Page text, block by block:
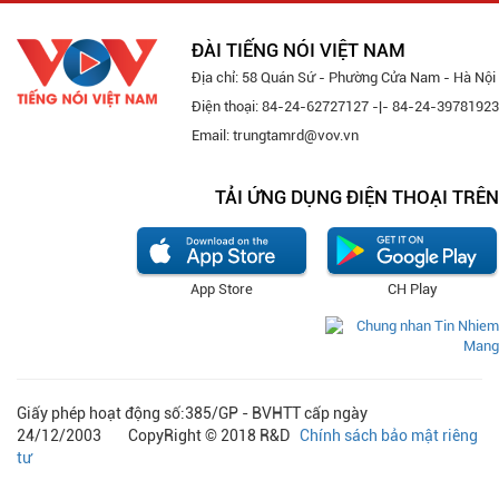
ĐÀI TIẾNG NÓI VIỆT NAM
Địa chỉ: 58 Quán Sứ - Phường Cửa Nam - Hà Nội
Điện thoại: 84-24-62727127 -|- 84-24-39781923
Email: trungtamrd@vov.vn
TẢI ỨNG DỤNG ĐIỆN THOẠI TRÊN
CH Play
App Store
Giấy phép hoạt động số:385/GP - BVHTT cấp ngày
24/12/2003 CopyRight © 2018 R&D Chính sách bảo mật riêng
tư